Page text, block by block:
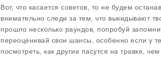
Вот, что касается советов, то не будем
внимательно следи за тем, что выкидывают
прошло несколько раундов, попробуй
переоценивай свои шансы, особенно если у
посмотреть, как другие пасутся на травке,